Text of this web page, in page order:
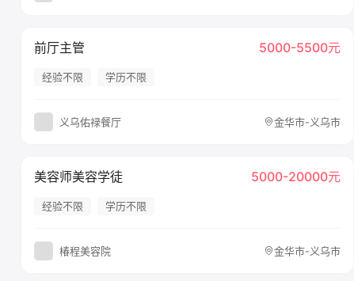
前厅主管 5000-5500元
经验不限 学历不限
义乌佑禄餐厅 金华市-义乌市
美容师美容学徒 5000-20000元
经验不限 学历不限
椿程美容院 金华市-义乌市